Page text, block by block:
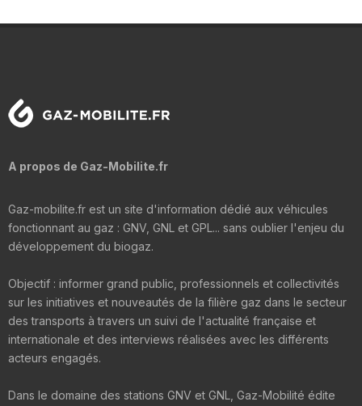
A propos de Gaz-Mobilite.fr
Gaz-mobilite.fr est un site d'information dédié aux véhicules
fonctionnant au gaz : GNV, GNL et GPL... sans oublier l'enjeu du
développement du biogaz.
Objectif : informer grand public, professionnels et collectivités
sur les initiatives et nouveautés de la filière gaz dans le secteur
des transports à travers un suivi de l'actualité française et
internationale et des interviews réalisées avec les différents
acteurs engagés.
Dans le domaine des stations GNV et GNL, Gaz-Mobilité édite